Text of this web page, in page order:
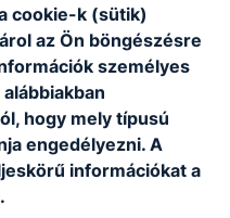
kapcsolatteremtő
segítőkészség,
motiváló
tevékenységeket
cookie-k (sütik)
az Ön böngészésre
személyes
hogy mely típusú
engedélyezni. A
információkat a